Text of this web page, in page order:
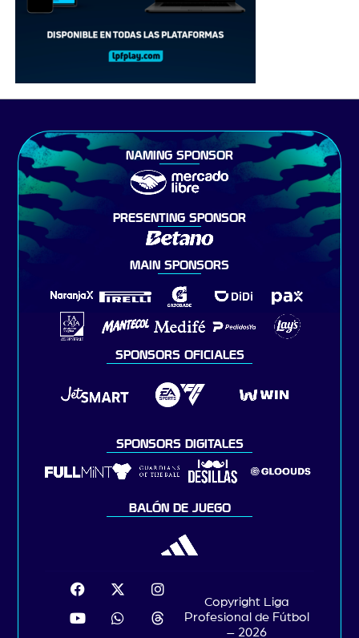
NAMING SPONSOR
PRESENTING SPONSOR
MAIN SPONSORS
SPONSORS OFICIALES
SPONSORS DIGITALES
BALÓN DE JUEGO
Copyright Liga
Profesional de Fútbol
– 2026